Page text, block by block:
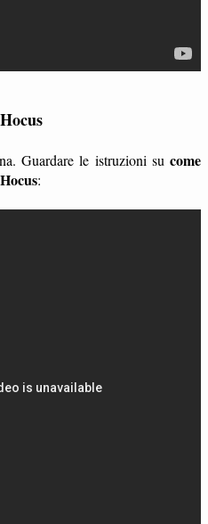
Guardare le istruzioni su come
Hocus: